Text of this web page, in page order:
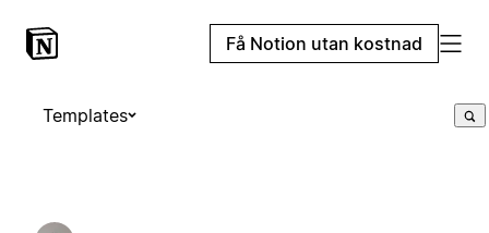
Få Notion utan kostnad
Templates